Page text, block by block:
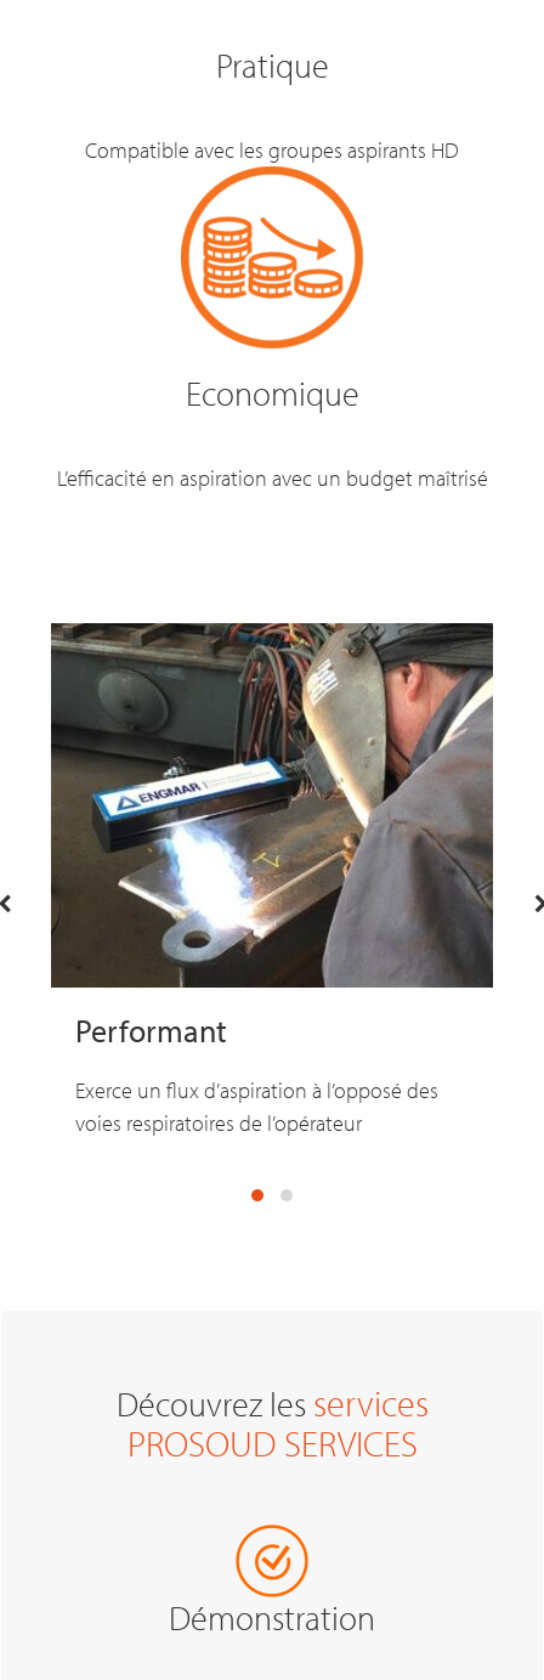
Pratique
Compatible avec les groupes aspirants HD
Economique
L’efficacité en aspiration avec un budget maîtrisé
Performant
Exerce un flux d’aspiration à l’opposé des
voies respiratoires de l’opérateur
Découvrez les services
PROSOUD SERVICES
Démonstration